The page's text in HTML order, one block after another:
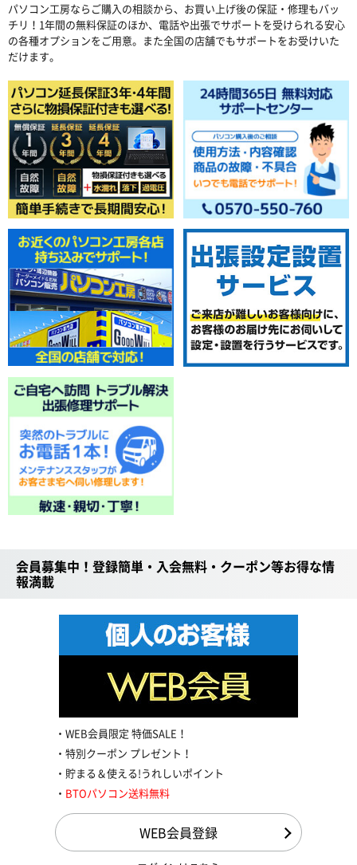
パソコン工房ならご購入の相談から、お買い上げ後の保証・修理もバッ
チリ！1年間の無料保証のほか、電話や出張でサポートを受けられる安心
の各種オプションをご用意。また全国の店舗でもサポートをお受けいた
だけます。
会員募集中！登録簡単・入会無料・クーポン等お得な情
報満載
WEB会員限定 特価SALE！
特別クーポン プレゼント！
貯まる＆使える!うれしいポイント
BTOパソコン送料無料
WEB会員登録